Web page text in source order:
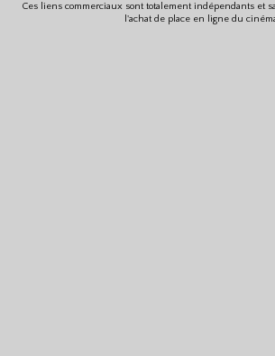
Ces liens commerciaux sont totalement indépendants et
l'achat de place en ligne du